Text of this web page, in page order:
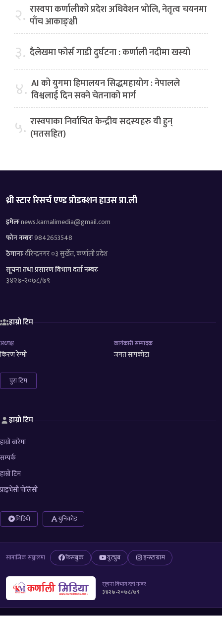
२. रास्वपा कर्णालीको प्रदेश अधिवेशन भोलि, नेतृत्व चयनमा
पाँच आकाङ्क्षी
३. दैलेखमा फोर्स गाडी दुर्घटना : कर्णाली नदीमा खस्यो
४. AI को युगमा हिमालयन सिद्धमहायोग : नेपालले
विश्वलाई दिन सक्ने चेतनाको मार्ग
५. रास्वपाका निर्वाचित केन्द्रीय सदस्यहरु यी हुन्
(मतसहित)
थ्री स्टार रिसर्च एण्ड प्रोडक्शन हाउस प्रा.ली
इमेलःnews.karnalimedia@gmail.com
फोन नम्बरः9842653548
ठेगानाःवीरेन्द्रनगर ०३ सुर्खेत, कर्णाली प्रदेश
सूचना तथा प्रसारण विभाग दर्ता नम्बरः
३४२७-२०७८/७९
हाम्रो टिम
अध्यक्ष
किरण रेग्मी
कार्यकारी सम्पादक
जगत सापकोटा
पुरा टिम
हाम्रो टिम
हाम्रो बारेमा
सम्पर्क
हाम्रो टिम
प्राइभेसी पोलिसी
भिडियो युनिकोड
सामाजिक सञ्जालमा फेसबुक युट्युब इन्स्टाग्राम
सूचना विभाग दर्ता नम्बर
३४२७-२०७८/७९
© 2026 All right reserved to Karnali Media